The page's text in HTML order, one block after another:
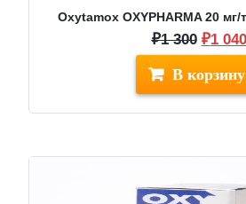
Oxytamox OXYPHARMA 20 мг/
₽1 300
цена
₽1
300.
₽1 040